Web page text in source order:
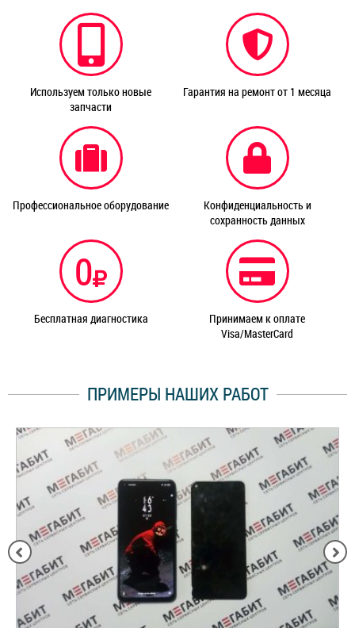
Используем только новые
запчасти
Гарантия на ремонт от 1 месяца
Профессиональное оборудование
Конфиденциальность и
сохранность данных
0
Бесплатная диагностика
Принимаем к оплате
Visa/MasterCard
ПРИМЕРЫ НАШИХ РАБОТ